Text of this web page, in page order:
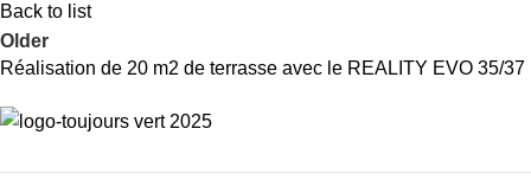
Back to list
Older
Réalisation de 20 m2 de terrasse avec le REALITY EVO 35/37